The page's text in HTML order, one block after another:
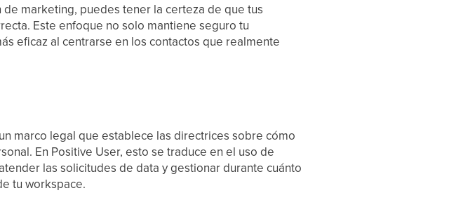
marketing, puedes tener la certeza de que tus
Este enfoque no solo mantiene seguro tu
eficaz al centrarse en los contactos que realmente
marco legal que establece las directrices sobre cómo
En Positive User, esto se traduce en el uso de
las solicitudes de data y gestionar durante cuánto
tu workspace.